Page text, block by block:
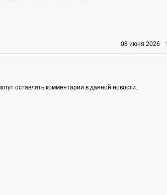
08 июня 2026
оставлять комментарии в данной новости.